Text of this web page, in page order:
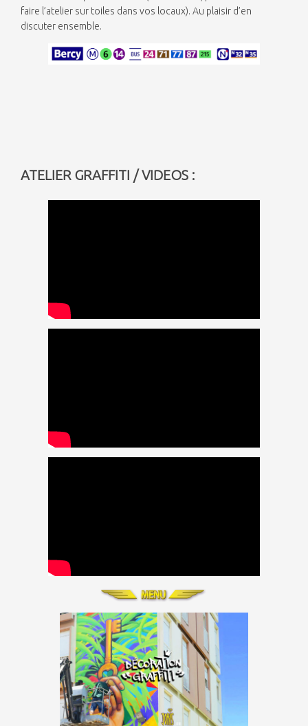
faire l’atelier sur toiles dans vos locaux). Au plaisir d’en
discuter ensemble.
ATELIER GRAFFITI / VIDEOS :